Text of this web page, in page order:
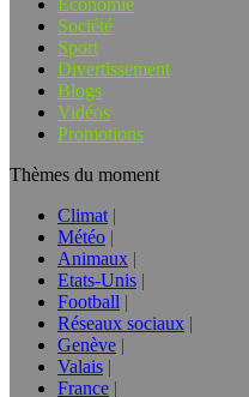
Economie
Société
Sport
Divertissement
Blogs
Vidéos
Promotions
Thèmes du moment
Climat
Météo
Animaux
Etats-Unis
Football
Réseaux sociaux
Genève
Valais
France